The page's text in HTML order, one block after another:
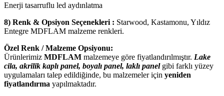
Enerji tasarruflu led aydınlatma
8) Renk & Opsiyon Seçenekleri : Starwood, Kastamonu, Yıldız
Entegre MDFLAM malzeme renkleri.
Özel Renk / Malzeme Opsiyonu:
Ürünlerimiz MDFLAM malzemeye göre fiyatlandırılmıştır. Lake
cila, akrilik kaplı panel, boyalı panel, laklı panel gibi farklı yüzey
uygulamaları talep edildiğinde, bu malzemeler için yeniden
fiyatlandırma yapılmaktadır.